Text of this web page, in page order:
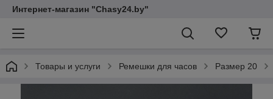
Интернет-магазин "Chasy24.by"
Товары и услуги Ремешки для часов Размер 20